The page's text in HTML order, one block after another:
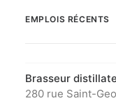
EMPLOIS RÉCENTS
Brasseur
280 rue Saint-